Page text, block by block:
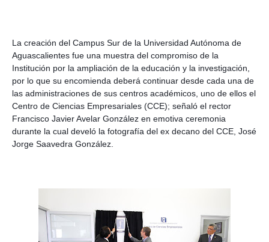
La creación del Campus Sur de la Universidad Autónoma de
Aguascalientes fue una muestra del compromiso de la
Institución por la ampliación de la educación y la investigación,
por lo que su encomienda deberá continuar desde cada una de
las administraciones de sus centros académicos, uno de ellos el
Centro de Ciencias Empresariales (CCE); señaló el rector
Francisco Javier Avelar González en emotiva ceremonia
durante la cual develó la fotografía del ex decano del CCE, José
Jorge Saavedra González.